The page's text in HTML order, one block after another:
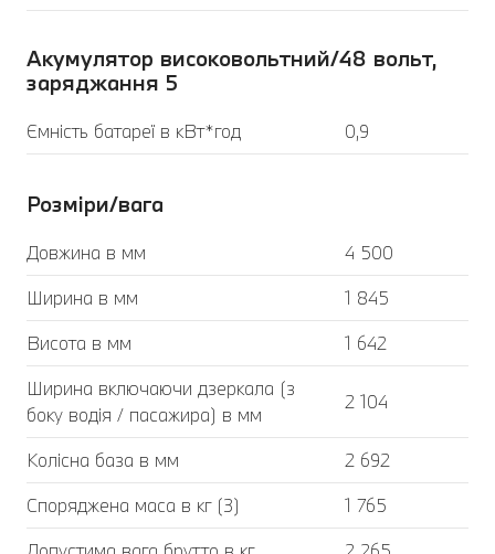
Акумулятор високовольтний/48 вольт,
заряджання 5
Ємність батареї в кВт*год 0,9
Розміри/вага
Довжина в мм
4 500
Ширина в мм
1 845
Висота в мм
1 642
Ширина включаючи дзеркала (з
боку водія / пасажира) в мм
2 104
Колісна база в мм
2 692
Споряджена маса в кг (3)
1 765